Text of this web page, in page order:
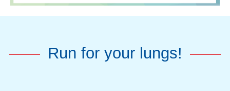
Run for your lungs!